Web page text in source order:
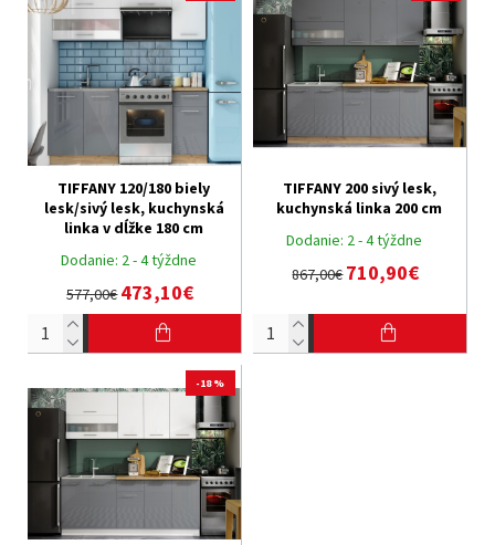
Dodanie: 2 - 4 týždne
TIFFANY 120/180 biely
lesk/sivý lesk, kuchynská
linka v dĺžke 180 cm
577,00€473,10€
Dodanie: 2 - 4 týždne
TIFFANY 200 sivý lesk,
kuchynská linka 200 cm
867,00€710,90€
-18 %